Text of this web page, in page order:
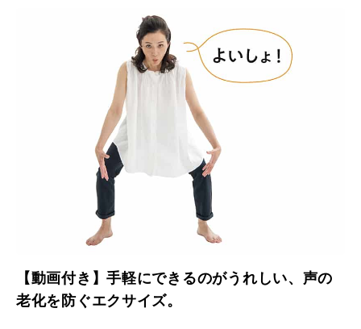
【動画付き】手軽にできるのがうれしい、声の
老化を防ぐエクサイズ。